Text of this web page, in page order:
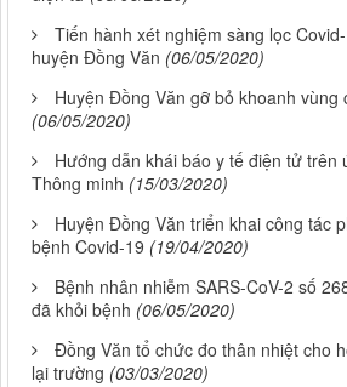
Tiến hành xét nghiệm sàng lọc
huyện Đồng Văn (06/05/2020)
Huyện Đồng Văn gỡ bỏ khoanh vùng
(06/05/2020)
Hướng dẫn khái báo y tế điện tử trên
Thông minh (15/03/2020)
Huyện Đồng Văn triển khai công tác
bệnh Covid-19 (19/04/2020)
Bệnh nhân nhiễm SARS-CoV-2 số
đã khỏi bệnh (06/05/2020)
Đồng Văn tổ chức đo thân nhiệt cho
lại trường (03/03/2020)